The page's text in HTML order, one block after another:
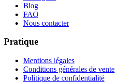
Blog
FAQ
Nous contacter
Pratique
Mentions légales
Conditions générales de vente
Politique de confidentialité